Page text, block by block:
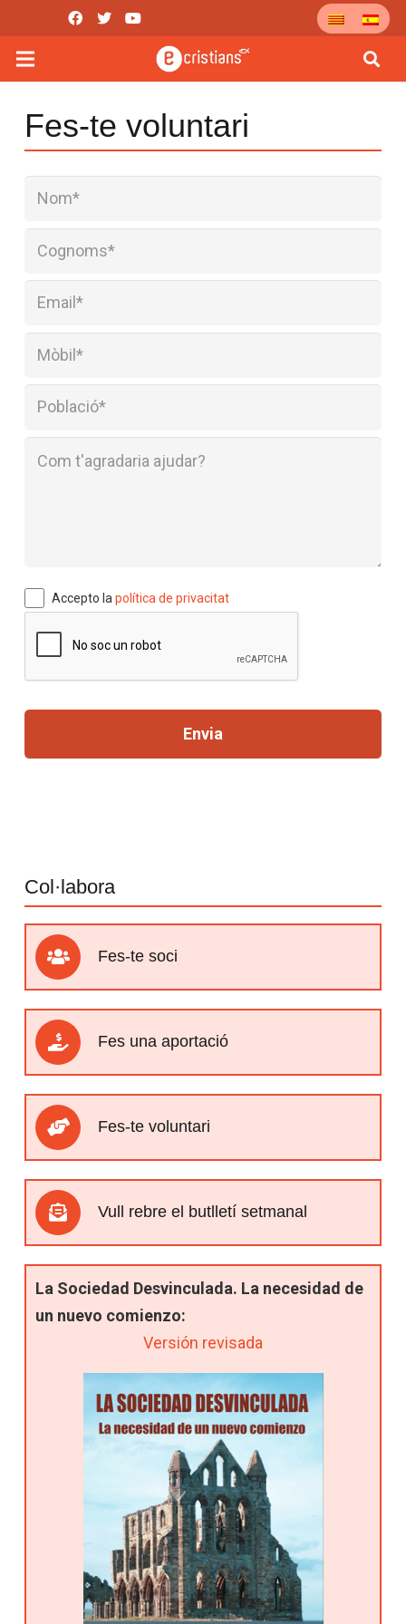
Fes-te voluntari
Accepto la política de privacitat
Col·labora
Fes-te soci
Fes una aportació
Fes-te voluntari
Vull rebre el butlletí setmanal
La Sociedad Desvinculada. La necesidad de
un nuevo comienzo:
Versión revisada